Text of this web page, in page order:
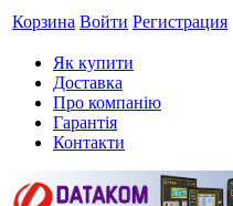
Корзина Войти Регистрация
Як купити
Доставка
Про компанію
Гарантія
Контакти